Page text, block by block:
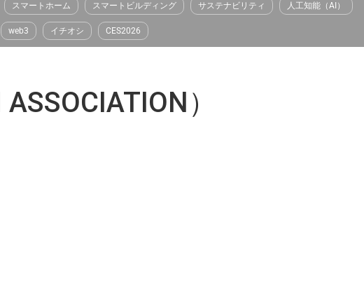
スマートホーム スマートビルディング サステナビリティ 人工知能（AI）
web3 イチオシ CES2026
）